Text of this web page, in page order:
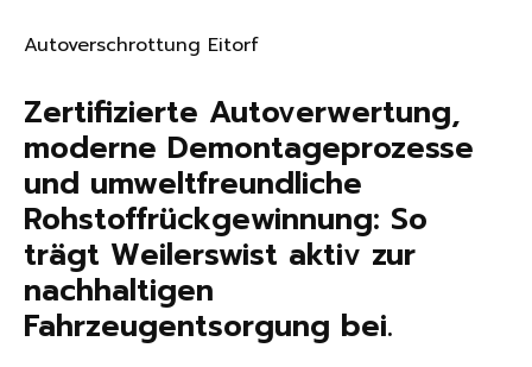
Autoverschrottung Eitorf
Zertifizierte Autoverwertung,
moderne Demontageprozesse
und umweltfreundliche
Rohstoffrückgewinnung: So
trägt Weilerswist aktiv zur
nachhaltigen
Fahrzeugentsorgung bei.